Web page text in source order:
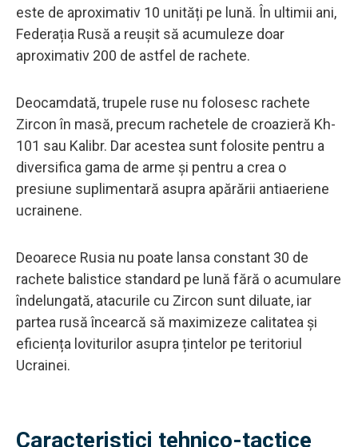
este de aproximativ 10 unități pe lună. În ultimii ani,
Federația Rusă a reușit să acumuleze doar
aproximativ 200 de astfel de rachete.
Deocamdată, trupele ruse nu folosesc rachete
Zircon în masă, precum rachetele de croazieră Kh-
101 sau Kalibr. Dar acestea sunt folosite pentru a
diversifica gama de arme și pentru a crea o
presiune suplimentară asupra apărării antiaeriene
ucrainene.
Deoarece Rusia nu poate lansa constant 30 de
rachete balistice standard pe lună fără o acumulare
îndelungată, atacurile cu Zircon sunt diluate, iar
partea rusă încearcă să maximizeze calitatea și
eficiența loviturilor asupra țintelor pe teritoriul
Ucrainei.
Caracteristici tehnico-tactice